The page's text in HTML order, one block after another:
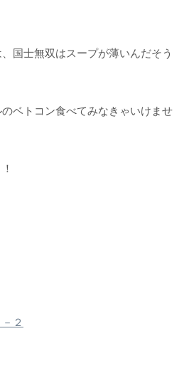
国士無双はスープが薄いんだそう
ベトコン食べてみなきゃいけませ
２